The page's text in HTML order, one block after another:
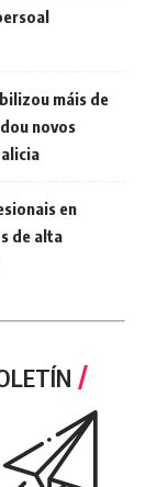
máis de
novos
en
de alta